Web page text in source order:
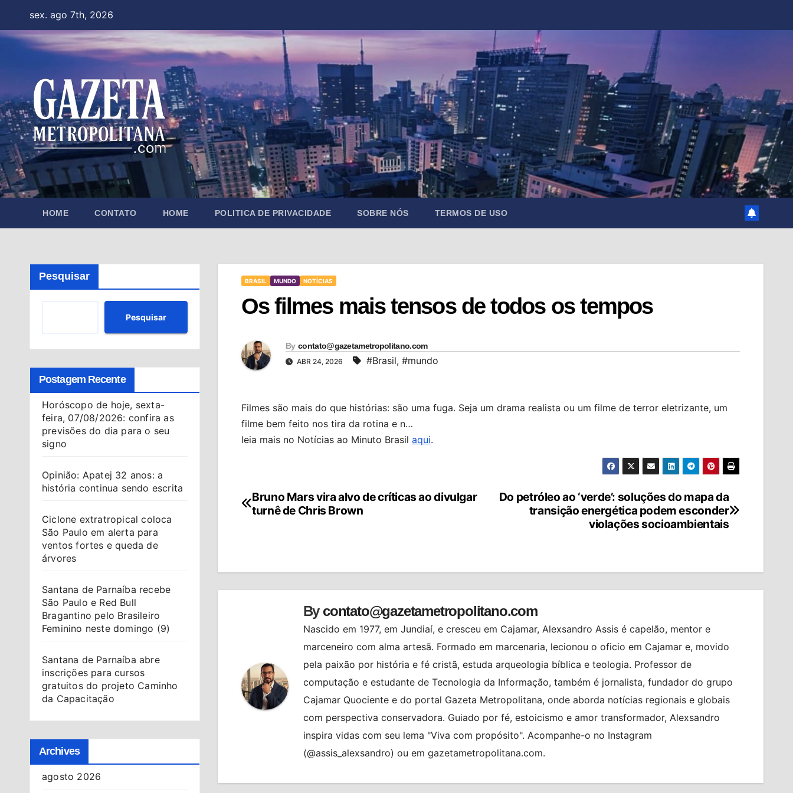
content
sex. ago 7th, 2026
HOME CONTATO HOME POLITICA DE PRIVACIDADE SOBRE NÓS TERMOS DE USO
Pesquisar
Pesquisar
Postagem Recente
Horóscopo de hoje, sexta-
feira, 07/08/2026: confira as
previsões do dia para o seu
signo
Opinião: Apatej 32 anos: a
história continua sendo escrita
Ciclone extratropical coloca
São Paulo em alerta para
ventos fortes e queda de
árvores
Santana de Parnaíba recebe
São Paulo e Red Bull
Bragantino pelo Brasileiro
Feminino neste domingo (9)
Santana de Parnaíba abre
inscrições para cursos
gratuitos do projeto Caminho
da Capacitação
Archives
agosto 2026
BRASIL MUNDO NOTÍCIAS
Os filmes mais tensos de todos os tempos
By contato@gazetametropolitano.com
ABR 24, 2026 #Brasil, #mundo
Filmes são mais do que histórias: são uma fuga. Seja um drama realista ou um filme de terror eletrizante, um
filme bem feito nos tira da rotina e n…
leia mais no Notícias ao Minuto Brasil aqui.
Navegação
Do petróleo ao ‘verde’: soluções do mapa da
transição energética podem esconder
violações socioambientais
Bruno Mars vira alvo de críticas ao divulgar
turnê de Chris Brown
By contato@gazetametropolitano.com
Nascido em 1977, em Jundiaí, e cresceu em Cajamar, Alexsandro Assis é capelão, mentor e
marceneiro com alma artesã. Formado em marcenaria, lecionou o oficio em Cajamar e, movido
pela paixão por história e fé cristã, estuda arqueologia bíblica e teologia. Professor de
computação e estudante de Tecnologia da Informação, também é jornalista, fundador do grupo
Cajamar Quociente e do portal Gazeta Metropolitana, onde aborda notícias regionais e globais
com perspectiva conservadora. Guiado por fé, estoicismo e amor transformador, Alexsandro
inspira vidas com seu lema "Viva com propósito". Acompanhe-o no Instagram
(@assis_alexsandro) ou em gazetametropolitana.com.